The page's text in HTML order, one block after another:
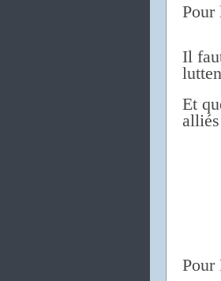
Pour
Il
Et
Pour